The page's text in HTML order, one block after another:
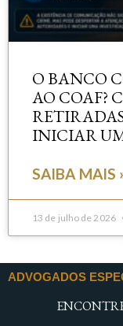
O BANCO
AO COAF?
INICIAR
SAIBA MAIS
13 de julho de 2026
ADVOGADOS